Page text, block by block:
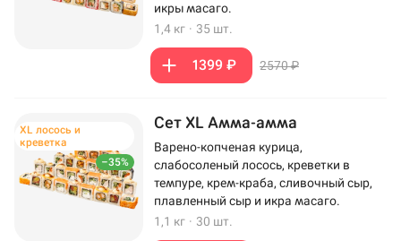
икры масаго.
1,4 кг · 35 шт.
1399 ₽ 2570 ₽
–35%
XL лосось и
креветка
Сет XL Амма-амма
Варено-копченая курица,
слабосоленый лосось, креветки в
темпуре, крем-краба, сливочный сыр,
плавленный сыр и икра масаго.
1,1 кг · 30 шт.